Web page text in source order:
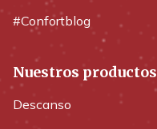
#Confortblog
Nuestros productos
Descanso